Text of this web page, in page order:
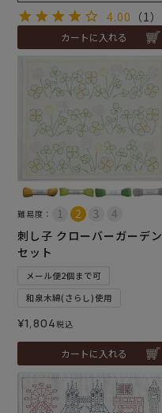
4.00 （1）
カートに入れる
難易度：
刺し子 クローバーガーデン
セット
メール便2個まで可
和泉木綿(さらし)使用
¥1,804税込
カートに入れる